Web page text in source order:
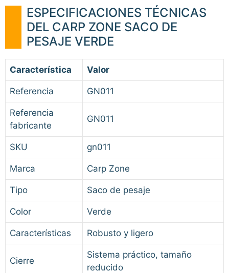
ESPECIFICACIONES TÉCNICAS
DEL CARP ZONE SACO DE
PESAJE VERDE
Característica Valor
Referencia GN011
Referencia
fabricante
GN011
SKU gn011
Marca Carp Zone
Tipo Saco de pesaje
Color Verde
Características Robusto y ligero
Cierre
Sistema práctico, tamaño
reducido